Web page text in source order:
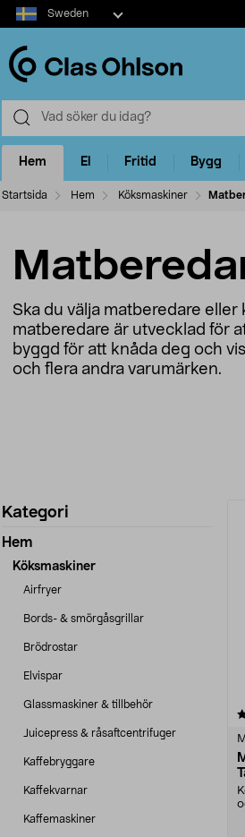
Select
market
Sweden
Hem El Fritid Bygg
Startsida Hem Köksmaskiner
Ska du välja matberedare
matberedare är utvecklad för
byggd för att knåda deg och
och flera andra varumärken.
Förfina
produkter
Kategori
Hem
Köksmaskiner
Airfryer
Bords- & smörgåsgrillar
Brödrostar
Elvispar
Glassmaskiner & tillbehör
Juicepress & råsaftcentrifuger
Kaffebryggare
Kaffekvarnar
Kaffemaskiner